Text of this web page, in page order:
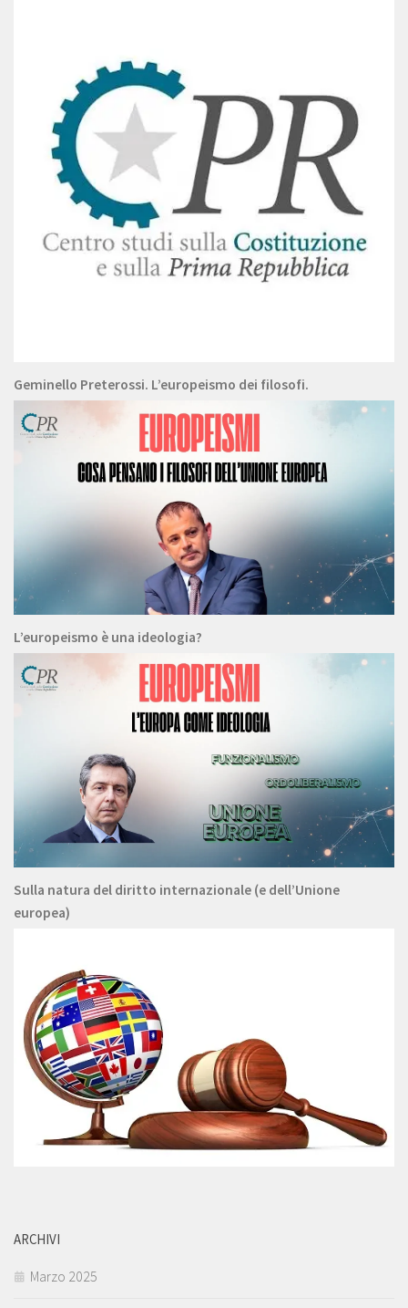
Geminello Preterossi. L’europeismo dei filosofi.
L’europeismo è una ideologia?
Sulla natura del diritto internazionale (e dell’Unione
europea)
ARCHIVI
Marzo 2025